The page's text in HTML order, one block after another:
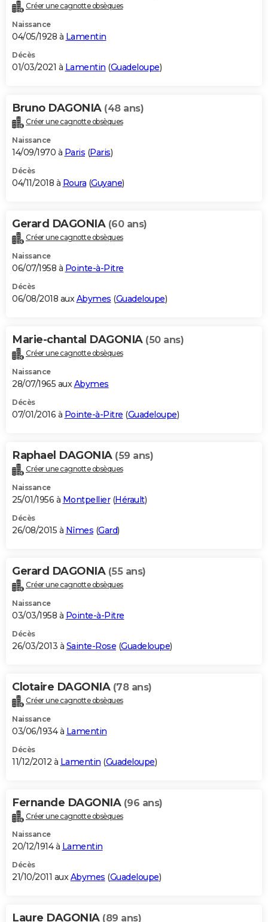
Créer une cagnotte obsèques
Naissance
04/05/1928 à Lamentin
Décès
01/03/2021 à Lamentin (Guadeloupe)
Bruno DAGONIA (48 ans)
Créer une cagnotte obsèques
Naissance
14/09/1970 à Paris (Paris)
Décès
04/11/2018 à Roura (Guyane)
Gerard DAGONIA (60 ans)
Créer une cagnotte obsèques
Naissance
06/07/1958 à Pointe-à-Pitre
Décès
06/08/2018 auxAbymes (Guadeloupe)
Marie-chantal DAGONIA (50 ans)
Créer une cagnotte obsèques
Naissance
28/07/1965 auxAbymes
Décès
07/01/2016 à Pointe-à-Pitre (Guadeloupe)
Raphael DAGONIA (59 ans)
Créer une cagnotte obsèques
Naissance
25/01/1956 à Montpellier(Hérault)
Décès
26/08/2015 à Nîmes (Gard)
Gerard DAGONIA (55 ans)
Créer une cagnotte obsèques
Naissance
03/03/1958 à Pointe-à-Pitre
Décès
26/03/2013 à Sainte-Rose (Guadeloupe)
Clotaire DAGONIA (78 ans)
Créer une cagnotte obsèques
Naissance
03/06/1934 à Lamentin
Décès
11/12/2012 à Lamentin (Guadeloupe)
Fernande DAGONIA (96 ans)
Créer une cagnotte obsèques
Naissance
20/12/1914 à Lamentin
Décès
21/10/2011 auxAbymes (Guadeloupe)
Laure DAGONIA (89 ans)